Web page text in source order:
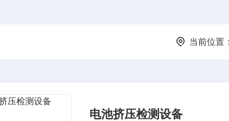
当前位置：
电池挤压检测设备